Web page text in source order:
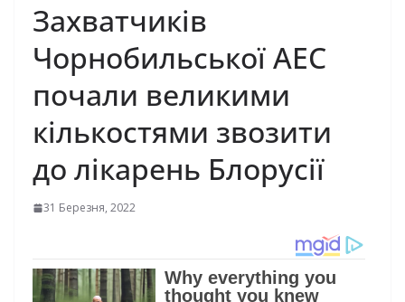
Захватчиків
Чорнобильської АЕС
почали великими
кількостями звозити
до лікарень Блорусії
31 Березня, 2022